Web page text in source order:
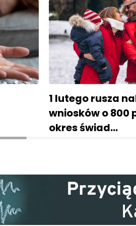
1 lutego rusza
wniosków o 800
okres świad…